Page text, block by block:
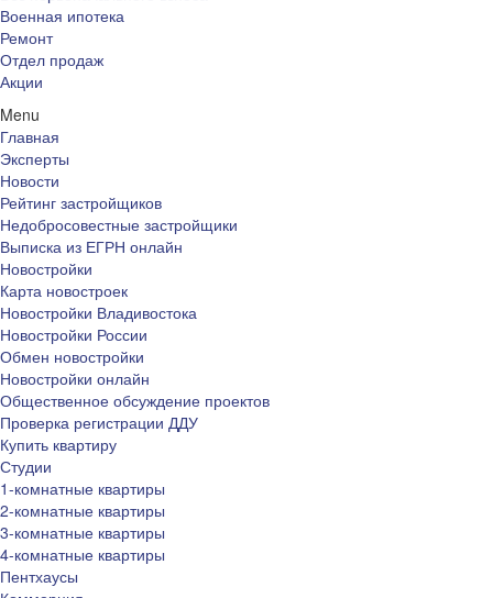
Военная ипотека
Ремонт
Отдел продаж
Акции
Menu
Главная
Эксперты
Новости
Рейтинг застройщиков
Недобросовестные застройщики
Выписка из ЕГРН онлайн
Новостройки
Карта новостроек
Новостройки Владивостока
Новостройки России
Обмен новостройки
Новостройки онлайн
Общественное обсуждение проектов
Проверка регистрации ДДУ
Купить квартиру
Студии
1-комнатные квартиры
2-комнатные квартиры
3-комнатные квартиры
4-комнатные квартиры
Пентхаусы